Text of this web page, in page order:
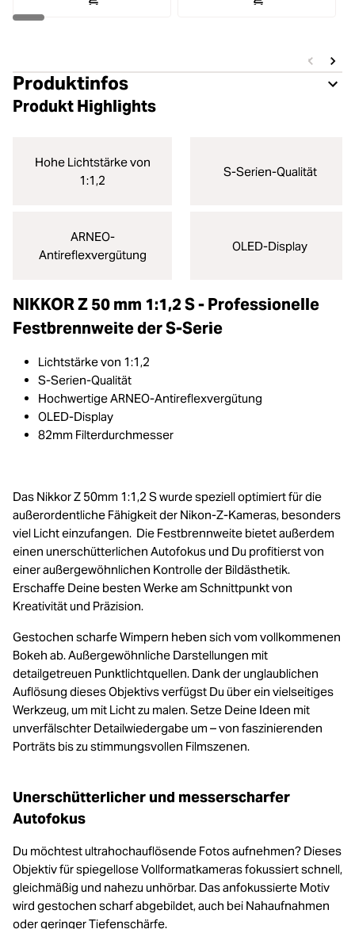
Produktinfos
Produkt Highlights
Hohe Lichtstärke von
1:1,2
S-Serien-Qualität
ARNEO-
Antireflexvergütung
OLED-Display
NIKKOR Z 50 mm 1:1,2 S - Professionelle
Festbrennweite der S-Serie
Lichtstärke von 1:1,2
S-Serien-Qualität
Hochwertige ARNEO-Antireflexvergütung
OLED-Display
82mm Filterdurchmesser
Das Nikkor Z 50mm 1:1,2 S wurde speziell optimiert für die
außerordentliche Fähigkeit der Nikon-Z-Kameras, besonders
viel Licht einzufangen. Die Festbrennweite bietet außerdem
einen unerschütterlichen Autofokus und Du profitierst von
einer außergewöhnlichen Kontrolle der Bildästhetik.
Erschaffe Deine besten Werke am Schnittpunkt von
Kreativität und Präzision.
Gestochen scharfe Wimpern heben sich vom vollkommenen
Bokeh ab. Außergewöhnliche Darstellungen mit
detailgetreuen Punktlichtquellen. Dank der unglaublichen
Auflösung dieses Objektivs verfügst Du über ein vielseitiges
Werkzeug, um mit Licht zu malen. Setze Deine Ideen mit
unverfälschter Detailwiedergabe um – von faszinierenden
Porträts bis zu stimmungsvollen Filmszenen.
Unerschütterlicher und messerscharfer
Autofokus
Du möchtest ultrahochauflösende Fotos aufnehmen? Dieses
Objektiv für spiegellose Vollformatkameras fokussiert schnell,
gleichmäßig und nahezu unhörbar. Das anfokussierte Motiv
wird gestochen scharf abgebildet, auch bei Nahaufnahmen
oder geringer Tiefenschärfe.